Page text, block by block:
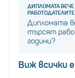
ДИПЛОМАТА
Дипломата
търсят
години?
Виж всички